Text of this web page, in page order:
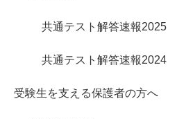
共通テスト解答速報2025
共通テスト解答速報2024
受験生を支える保護者の方へ